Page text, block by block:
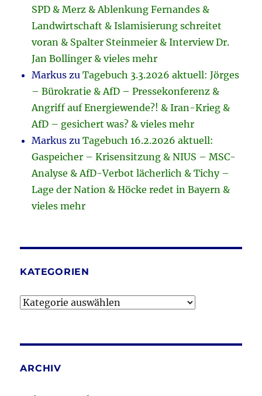
SPD & Merz & Ablenkung Fernandes &
Landwirtschaft & Islamisierung schreitet
voran & Spalter Steinmeier & Interview Dr.
Jan Bollinger & vieles mehr
Markus zuTagebuch 3.3.2026 aktuell: Jörges
– Bürokratie & AfD – Pressekonferenz &
Angriff auf Energiewende?! & Iran-Krieg &
AfD – gesichert was? & vieles mehr
Markus zuTagebuch 16.2.2026 aktuell:
Gaspeicher – Krisensitzung & NIUS – MSC-
Analyse & AfD-Verbot lächerlich & Tichy –
Lage der Nation & Höcke redet in Bayern &
vieles mehr
KATEGORIEN
Kategorien
ARCHIV